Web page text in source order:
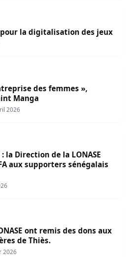
pour la digitalisation des jeux
des femmes »,
Manga
2026
Direction de la LONASE
aux supporters sénégalais
ont remis des dons aux
de Thiès.
2026